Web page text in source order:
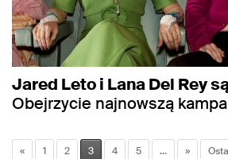
Jared Leto i Lana Del Rey
Obejrzycie najnowszą
« 1 2 3 4 5 ... »